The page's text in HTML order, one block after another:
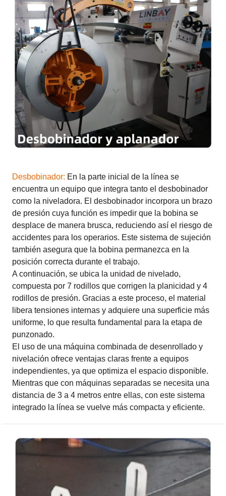
Desbobinador: En la parte inicial de la línea se
encuentra un equipo que integra tanto el desbobinador
como la niveladora. El desbobinador incorpora un brazo
de presión cuya función es impedir que la bobina se
desplace de manera brusca, reduciendo así el riesgo de
accidentes para los operarios. Este sistema de sujeción
también asegura que la bobina permanezca en la
posición correcta durante el trabajo.
A continuación, se ubica la unidad de nivelado,
compuesta por 7 rodillos que corrigen la planicidad y 4
rodillos de presión. Gracias a este proceso, el material
libera tensiones internas y adquiere una superficie más
uniforme, lo que resulta fundamental para la etapa de
punzonado.
El uso de una máquina combinada de desenrollado y
nivelación ofrece ventajas claras frente a equipos
independientes, ya que optimiza el espacio disponible.
Mientras que con máquinas separadas se necesita una
distancia de 3 a 4 metros entre ellas, con este sistema
integrado la línea se vuelve más compacta y eficiente.